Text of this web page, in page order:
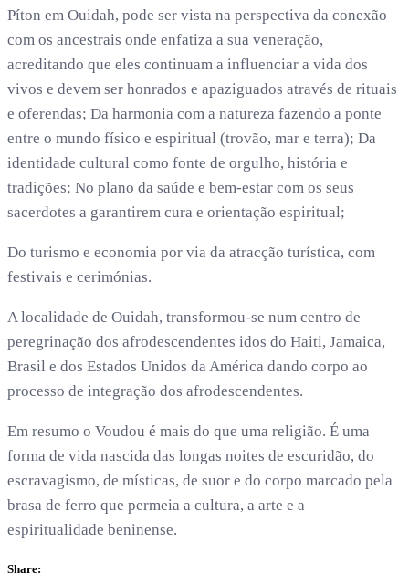
Píton em Ouidah, pode ser vista na perspectiva da conexão
com os ancestrais onde enfatiza a sua veneração,
acreditando que eles continuam a influenciar a vida dos
vivos e devem ser honrados e apaziguados através de rituais
e oferendas; Da harmonia com a natureza fazendo a ponte
entre o mundo físico e espiritual (trovão, mar e terra); Da
identidade cultural como fonte de orgulho, história e
tradições; No plano da saúde e bem-estar com os seus
sacerdotes a garantirem cura e orientação espiritual;
Do turismo e economia por via da atracção turística, com
festivais e cerimónias.
A localidade de Ouidah, transformou-se num centro de
peregrinação dos afrodescendentes idos do Haiti, Jamaica,
Brasil e dos Estados Unidos da América dando corpo ao
processo de integração dos afrodescendentes.
Em resumo o Voudou é mais do que uma religião. É uma
forma de vida nascida das longas noites de escuridão, do
escravagismo, de místicas, de suor e do corpo marcado pela
brasa de ferro que permeia a cultura, a arte e a
espiritualidade beninense.
Share: